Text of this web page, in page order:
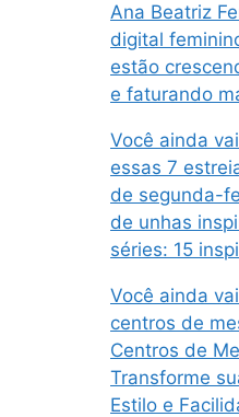
Ana Beatriz
digital
estão
e faturando
Você ainda
essas 7
de segunda-
de unhas
séries: 15
Você ainda
centros de
Centros de
Transforme
Estilo e